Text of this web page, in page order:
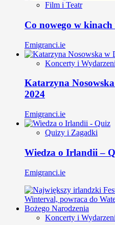
Film i Teatr
Co nowego w
Emigranci.ie
Koncerty i
Katarzyna
2024
Emigranci.ie
Quizy i Zagadki
Wiedza o Irlandii –
Emigranci.ie
Koncerty i